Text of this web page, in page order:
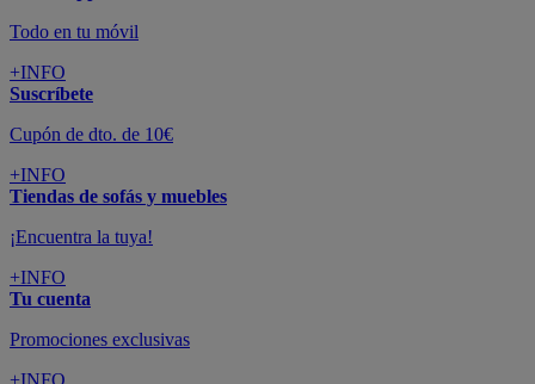
Todo en tu móvil
+INFO
Suscríbete
Cupón de dto. de 10€
+INFO
Tiendas de sofás y muebles
¡Encuentra la tuya!
+INFO
Tu cuenta
Promociones exclusivas
+INFO